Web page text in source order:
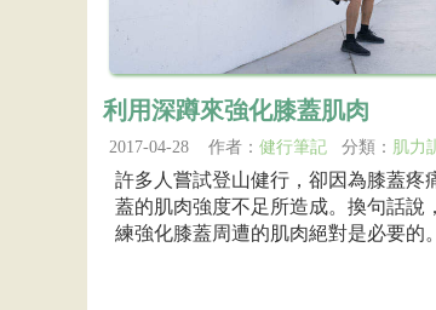
利用深蹲來強化膝蓋肌肉
2017-04-28 作者： 健行筆記 分類： 肌力
許多人嘗試登山健行，卻因為膝蓋疼
蓋的肌肉強度不足所造成。換句話說
練強化膝蓋周遭的肌肉絕對是必要的。